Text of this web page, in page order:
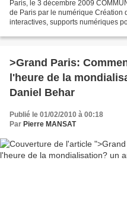
Paris, le 3 décembre 2009
de Paris par le numérique Création
interactives, supports numériques
>Grand Paris:
l'heure de la
Daniel Behar
Publié le 01/02/2010 à 00:18
Par Pierre MANSAT